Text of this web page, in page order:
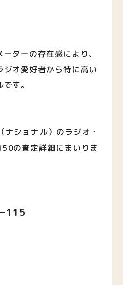
ターの存在感により、
ジオ愛好者から特に高い
す。
ショナル）のラジオ・
の査定詳細にまいりま
115